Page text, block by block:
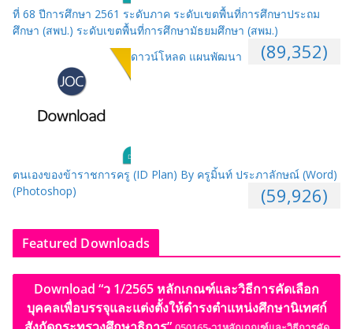
ที่ 68 ปีการศึกษา 2561 ระดับภาค ระดับเขตพื้นที่การศึกษาประถม
ศึกษา (สพป.) ระดับเขตพื้นที่การศึกษามัธยมศึกษา (สพม.)
(89,352)
ดาวน์โหลด แผนพัฒนา
ตนเองของข้าราชการครู (ID Plan) By ครูมิ้นท์ ประภาลักษณ์ (Word)
(Photoshop)
(59,926)
Featured Downloads
Download “ว 1/2565 หลักเกณฑ์และวิธีการคัดเลือก
บุคคลเพื่อบรรจุและแต่งตั้งให้ดำรงตำแหน่งศึกษานิเทศก์